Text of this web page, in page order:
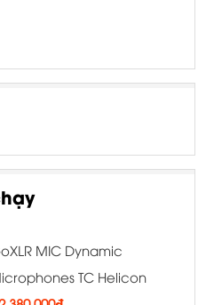
MIC Dynamic
TC Helicon